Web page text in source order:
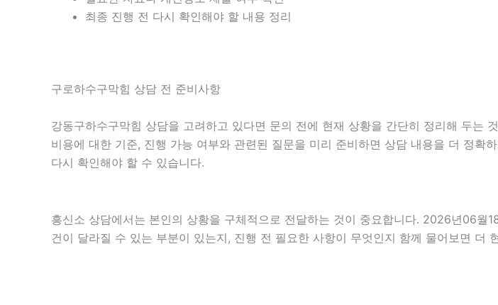
최종 진행 전 다시 확인해야 할 내용 정리
구로하수구막힘 상담 전 준비사항
강동구하수구막힘 상담을 고려하고 있다면 문의 전에 현재 상황을 간단히 정리해 두
비용에 대한 기준, 진행 가능 여부와 관련된 질문을 미리 준비하면 상담 내용을 더 정
다시 확인해야 할 수 있습니다.
흥신소 상담에서는 본인의 상황을 구체적으로 전달하는 것이 중요합니다. 2026년06
건이 달라질 수 있는 부분이 있는지, 진행 전 필요한 사항이 무엇인지 함께 물어보면 더